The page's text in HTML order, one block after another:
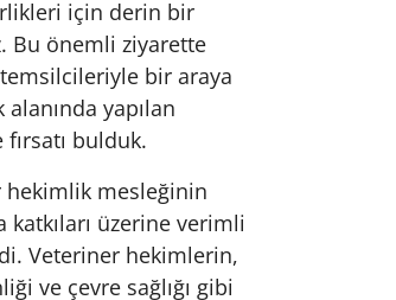
için derin bir
Bu önemli ziyarette
bir araya
yapılan
bulduk.
hekimlik mesleğinin
katkıları üzerine verimli
Veteriner hekimlerin,
ve çevre sağlığı gibi